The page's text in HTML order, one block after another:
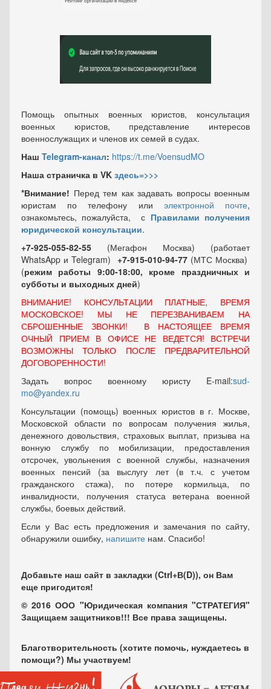
Помощь опытных военных юристов, консультация
военных юристов, представление интересов
военнослужащих и членов их семей в судах.
Наш Telegram-канал: https://t.me/VoensudMO
Наша страничка в VK здесь=>>>
*Внимание! Перед тем как задавать вопросы военным
юристам по телефону или электронной почте,
ознакомьтесь, пожалуйста, с Правилами получения
юридической консультации.
+7-925-055-82-55 (Мегафон Москва) (работает
WhatsApp и Telegram) +7-915-010-94-77 (МТС Москва)
(режим работы 9:00-18:00, кроме праздничных и
субботы и выходных дней)
ВНИМАНИЕ! КОНСУЛЬТАЦИИ ПЛАТНЫЕ, ВРЕМЯ
МОСКОВСКОЕ! МЫ НЕ ПЕРЕЗВАНИВАЕМ НА
СБРОШЕННЫЕ ЗВОНКИ! В НАСТОЯЩЕЕ ВРЕМЯ
ОЧНЫЙ ПРИЕМ В ОФИСЕ НЕ ВЕДЕТСЯ! ВСТРЕЧИ
ВОЗМОЖНЫ ТОЛЬКО ПОСЛЕ ПРЕДВАРИТЕЛЬНОЙ
ДОГОВОРЕННОСТИ!
Задать вопрос военному юристу E-mail:sud-
mo@yandex.ru
Консультации (помощь) военных юристов в г. Москве,
Московской области по вопросам получения жилья,
денежного довольствия, страховых выплат, призыва на
вонную службу по мобилизации, предоставления
отсрочек, увольнения с военной службы, назначения
военных пенсий (за выслугу лет (в т.ч. с учетом
гражданского стажа), по потере кормильца, по
инвалидности, получения статуса ветерана военной
службы, боевых действий.
Если у Вас есть предложения и замечания по сайту,
обнаружили ошибку, напишите нам. Спасибо!
Добавьте наш сайт в закладки (Ctrl+В(D)), он Вам
еще пригодится!
© 2016 ООО "Юридическая компания "СТРАТЕГИЯ"
Защищаем защитников!!! Все права защищены.
Благотворительность (хотите помочь, нуждаетесь в
помощи?) Мы участвуем!